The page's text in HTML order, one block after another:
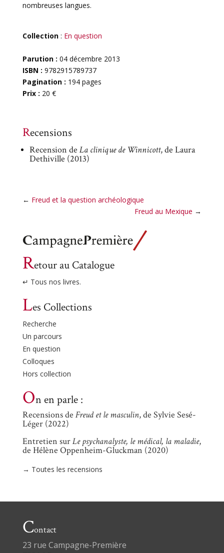
nombreuses langues.
Collection: En question
Parution : 04 décembre 2013
ISBN : 9782915789737
Pagination : 194 pages
Prix : 20 €
Recensions
Recension de La clinique de Winnicott, de Laura
Dethiville (2013)
← Freud et la question archéologique
Freud au Mexique →
Retour au Catalogue
↵ Tous nos livres.
Les Collections
Recherche
Un parcours
En question
Colloques
Hors collection
On en parle :
Recensions de Freud et le masculin, de Sylvie Sesé-
Léger (2022)
Entretien surLe psychanalyste, le médical, la maladie,
de Hélène Oppenheim-Gluckman (2020)
→ Toutes les recensions
Contact
23 rue Campagne-Première